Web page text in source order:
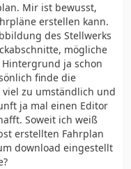
Mir ist bewusst,
erstellen kann.
des Stellwerks
mögliche
ja schon
finde die
zu umständlich und
ja mal einen Editor
Soweit ich weiß
erstellten Fahrplan
download eingestellt